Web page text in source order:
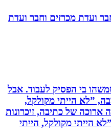
ועדת מכרזים וחבר ועדת
בי הפסיק לעבוד. אבל
הייתי מקולקל,
של כתיבה, זיכרונות
מקולקל, הייתי